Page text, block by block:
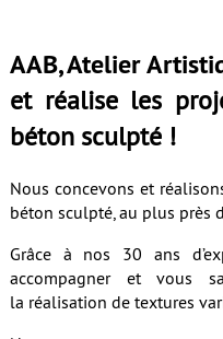
AAB, Atelier
et réalise les
béton sculpté !
Nous concevons et
béton sculpté, au plus près
Grâce à nos 30 ans
accompagner et vous
la réalisation de textures